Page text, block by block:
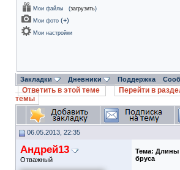
Мои файлы
(загрузить)
Мои фото (+)
Мои настройки
Закладки Дневники Поддержка
Ответить в этой теме
Перейти в
темы
06.05.2013, 22:35
Андрей13
Отважный
Тема: Длины
бруса